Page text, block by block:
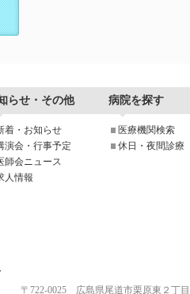
らせ・その他 病院を探す
着・お知らせ
演会・行事予定
師会ニュース
人情報
医療機関検索
休日・夜間診療
〒722-0025 広島県尾道市栗原東２丁